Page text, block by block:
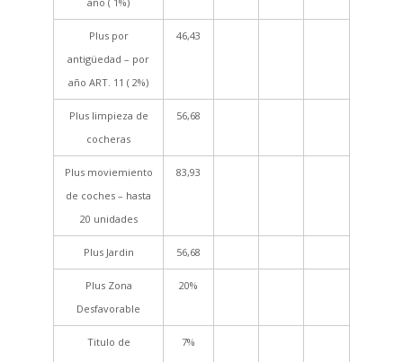
Plus por
antigüedad – por
año ART. 11 ( 2%)
46,43
Plus limpieza de
cocheras
56,68
Plus moviemiento
de coches – hasta
20 unidades
83,93
Plus Jardin 56,68
Plus Zona
Desfavorable
20%
Titulo de
7%